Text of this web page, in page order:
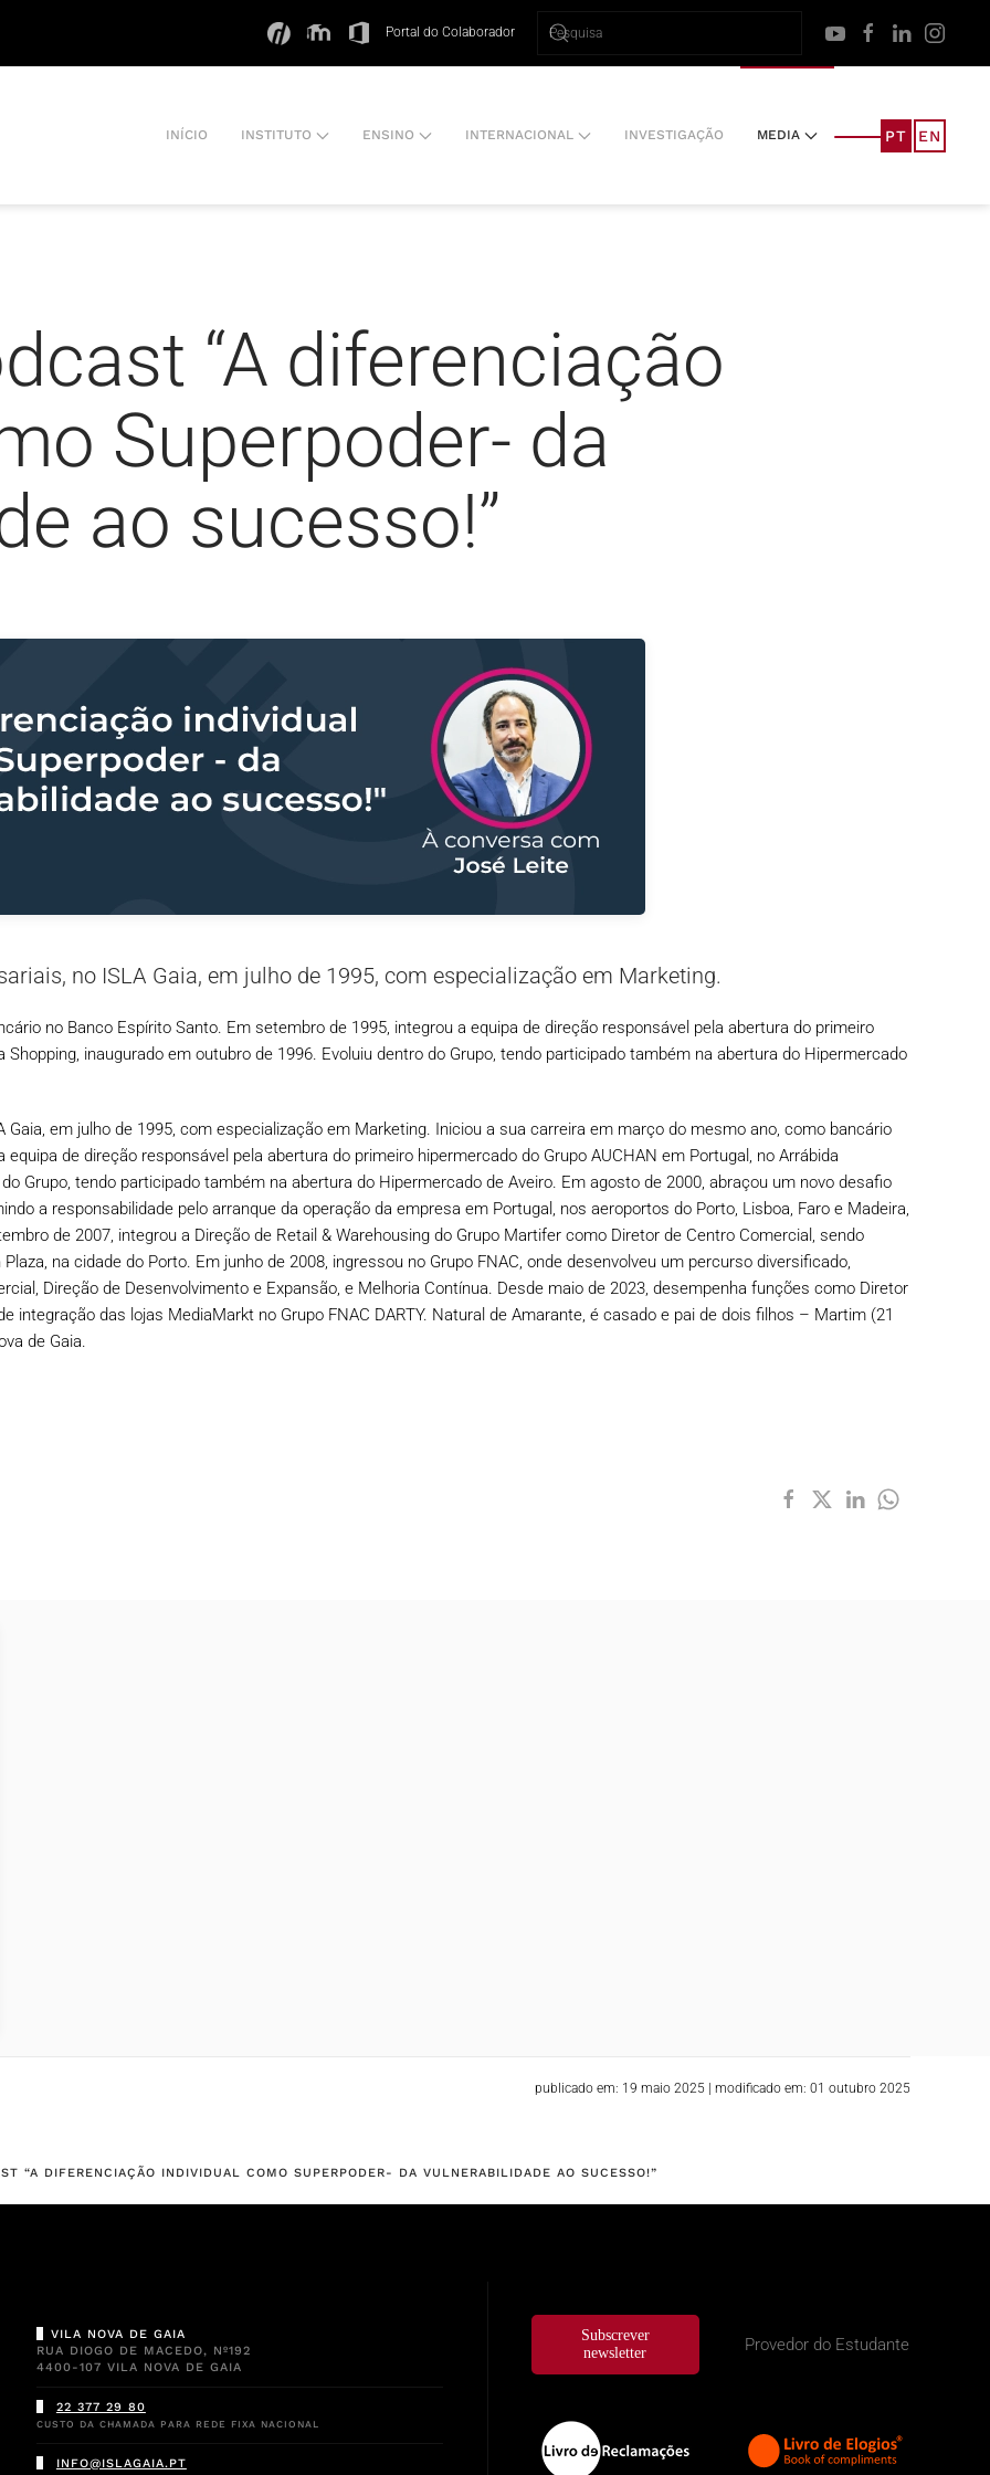
Portal do Colaborador
INÍCIO INSTITUTO ENSINO INTERNACIONAL INVESTIGAÇÃO MEDIA PT EN
“A diferenciação
Superpoder- da
ao sucesso!”
no ISLA Gaia, em julho de 1995, com especialização em Marketing.
no Banco Espírito Santo. Em setembro de 1995, integrou a equipa de direção responsável pela abertura do primeiro
inaugurado em outubro de 1996. Evoluiu dentro do Grupo, tendo participado também na abertura do Hipermercado
em julho de 1995, com especialização em Marketing. Iniciou a sua carreira em março do mesmo ano, como bancário
de direção responsável pela abertura do primeiro hipermercado do Grupo AUCHAN em Portugal, no Arrábida
Grupo, tendo participado também na abertura do Hipermercado de Aveiro. Em agosto de 2000, abraçou um novo desafio
a responsabilidade pelo arranque da operação da empresa em Portugal, nos aeroportos do Porto, Lisboa, Faro e Madeira,
de 2007, integrou a Direção de Retail & Warehousing do Grupo Martifer como Diretor de Centro Comercial, sendo
na cidade do Porto. Em junho de 2008, ingressou no Grupo FNAC, onde desenvolveu um percurso diversificado,
Direção de Desenvolvimento e Expansão, e Melhoria Contínua. Desde maio de 2023, desempenha funções como Diretor
integração das lojas MediaMarkt no Grupo FNAC DARTY. Natural de Amarante, é casado e pai de dois filhos – Martim (21
de Gaia.
publicado em: 19 maio 2025 modificado em: 01 outubro 2025
“A DIFERENCIAÇÃO INDIVIDUAL COMO SUPERPODER- DA VULNERABILIDADE AO SUCESSO!”
VILA NOVA DE GAIA
RUA DIOGO DE MACEDO, Nº192
4400-107 VILA NOVA DE GAIA
22 377 29 80
CUSTO DA CHAMADA PARA REDE FIXA NACIONAL
INFO@ISLAGAIA.PT
Subscrever
newsletter
Provedor do Estudante